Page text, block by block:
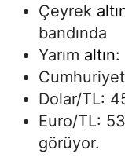
Çeyrek
bandında
Yarım altın:
Dolar/TL:
Euro/TL:
görüyor.